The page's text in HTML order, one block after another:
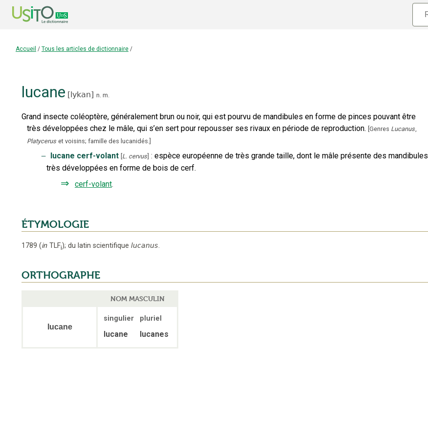
Accueil / Tous les articles de dictionnaire /
lucane [lykan] n. m.
Grand insecte coléoptère, généralement brun ou noir, qui est pourvu de mandibules en forme de pinces pouvant être
très développées chez le mâle, qui s’en sert pour repousser ses rivaux en période de reproduction. Genres Lucanus,
Platycerus et voisins; famille des lucanidés.
‒ lucane cerf-volant L. cervus : espèce européenne de très grande taille, dont le mâle présente des mandibules
très développées en forme de bois de cerf.
⇒ cerf-volant.
ÉTYMOLOGIE
1789 (in TLFi); du latin scientifique lucanus.
ORTHOGRAPHE
NOM MASCULIN
lucane
singulier pluriel
lucane lucanes